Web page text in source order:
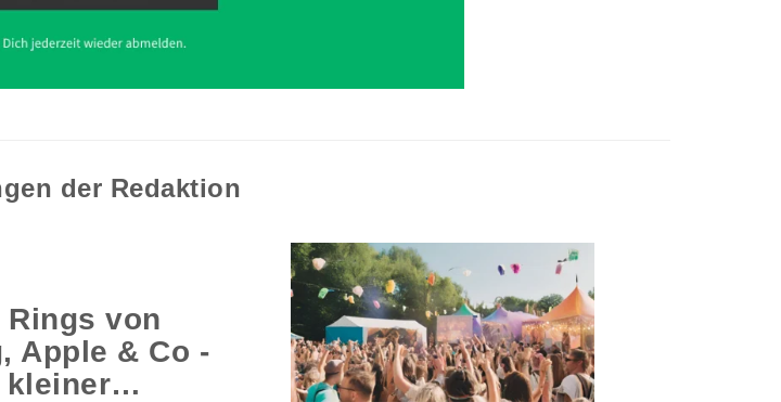
der Redaktion
Rings von
Apple & Co -
kleiner…